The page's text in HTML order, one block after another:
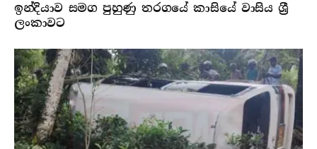
ඉන්දියාව සමග පුහුණු තරගයේ කාසියේ වාසිය ශ්‍රී
ලංකාවට